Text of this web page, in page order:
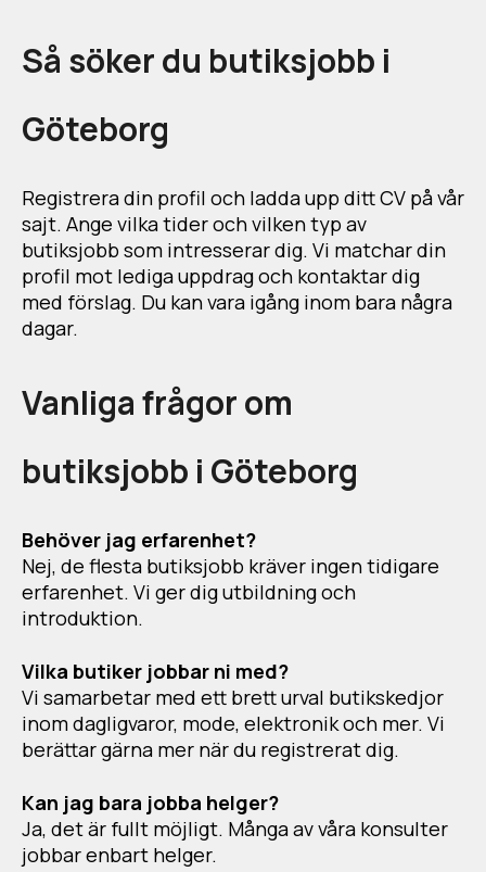
Så söker du butiksjobb i
Göteborg
Registrera din profil och ladda upp ditt CV på vår
sajt. Ange vilka tider och vilken typ av
butiksjobb som intresserar dig. Vi matchar din
profil mot lediga uppdrag och kontaktar dig
med förslag. Du kan vara igång inom bara några
dagar.
Vanliga frågor om
butiksjobb i Göteborg
Behöver jag erfarenhet?
Nej, de flesta butiksjobb kräver ingen tidigare
erfarenhet. Vi ger dig utbildning och
introduktion.
Vilka butiker jobbar ni med?
Vi samarbetar med ett brett urval butikskedjor
inom dagligvaror, mode, elektronik och mer. Vi
berättar gärna mer när du registrerat dig.
Kan jag bara jobba helger?
Ja, det är fullt möjligt. Många av våra konsulter
jobbar enbart helger.